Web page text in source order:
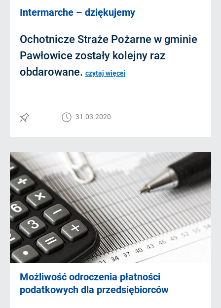
Intermarche – dziękujemy
Ochotnicze Straże Pożarne w gminie
Pawłowice zostały kolejny raz
obdarowane. czytaj więcej
31.03.2020
Możliwość odroczenia płatności
podatkowych dla przedsiębiorców